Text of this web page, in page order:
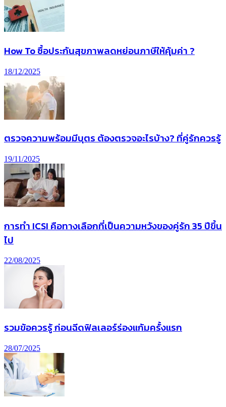
How To ซื้อประกันสุขภาพลดหย่อนภาษีให้คุ้มค่า ?
18/12/2025
ตรวจความพร้อมมีบุตร ต้องตรวจอะไรบ้าง? ที่คู่รักควรรู้
19/11/2025
การทํา ICSI คือทางเลือกที่เป็นความหวังของคู่รัก 35 ปีขึ้น
ไป
22/08/2025
รวมข้อควรรู้ ก่อนฉีดฟิลเลอร์ร่องแก้มครั้งแรก
28/07/2025